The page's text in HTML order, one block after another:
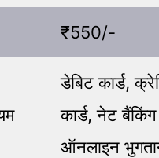
₹550/-
डेबिट कार्ड,
कार्ड, नेट बैंकिंग
ऑनलाइन